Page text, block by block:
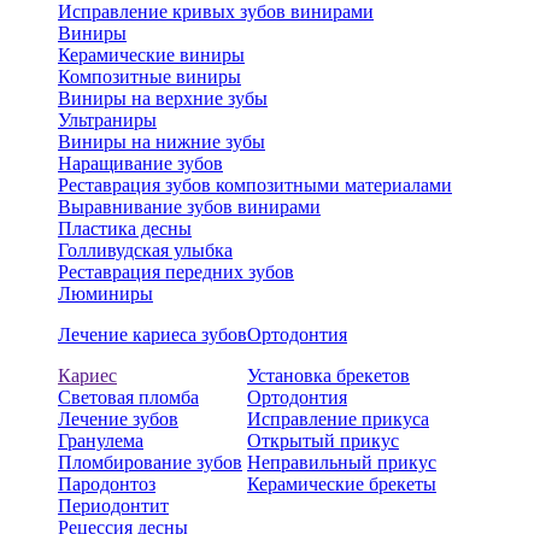
Исправление кривых зубов винирами
Виниры
Керамические виниры
Композитные виниры
Виниры на верхние зубы
Ультраниры
Виниры на нижние зубы
Наращивание зубов
Реставрация зубов композитными материалами
Выравнивание зубов винирами
Пластика десны
Голливудская улыбка
Реставрация передних зубов
Люминиры
Лечение кариеса зубов
Кариес
Световая пломба
Лечение зубов
Гранулема
Пломбирование зубов
Пародонтоз
Периодонтит
Рецессия десны
Ортодонтия
Установка брекетов
Ортодонтия
Исправление прикуса
Открытый прикус
Неправильный прикус
Керамические брекеты